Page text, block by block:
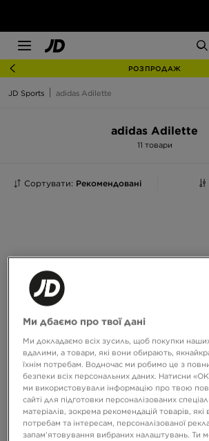
РОЗПРОДАЖ
JD Sports adidas Adilette
adidas Adilette
11 товари
Сортувати: Рекомендовані
-10% З КОДОМ NOVY10
ADIDAS ADILETTE 22
3199 ГРН
-10% З
ADIDAS
Ми дбаємо про твої дані
Ми докладаємо всіх зусиль, щоб покупки
вдалими, а товари, які вони обирають,
їхнім потребам. Водночас ми робимо це з
безпеки всіх персональних даних. Натисни
ми використовували інформацію про твою
сайті для підготовки персоналізованих
матеріалів, зокрема рекомендацій товарів, які
потребам та інтересам, персоналізованої
запам’ятовування вибраних налаштувань. Ти